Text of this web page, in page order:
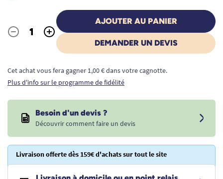
Quantité
- +
AJOUTER AU PANIER
DEMANDER UN DEVIS
Cet achat vous fera gagner 1,00 € dans votre cagnotte.
Plus d'info sur le programme de fidélité
Besoin d'un devis ?
Découvrir comment faire un devis
Livraison offerte dès 159€ d'achats sur tout le site